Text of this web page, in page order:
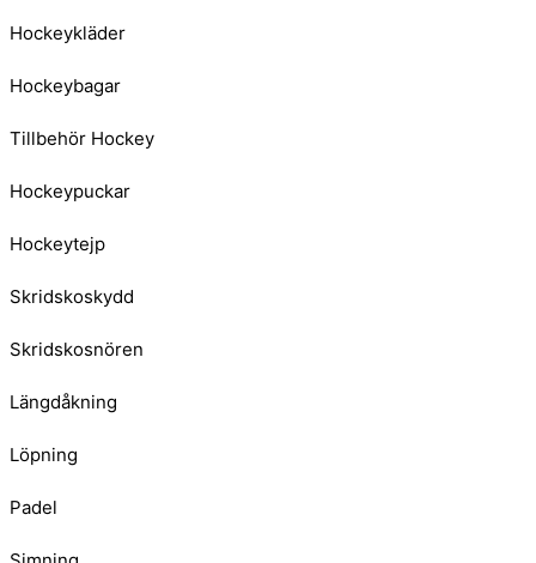
Hockeykläder
Hockeybagar
Tillbehör Hockey
Hockeypuckar
Hockeytejp
Skridskoskydd
Skridskosnören
Längdåkning
Löpning
Padel